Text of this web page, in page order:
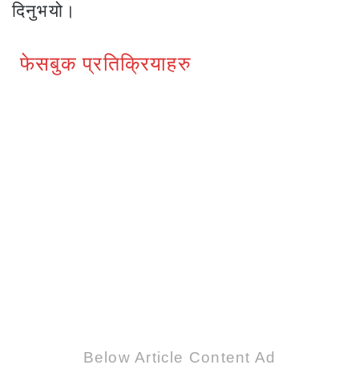
दिनुभयो।
फेसबुक प्रतिक्रियाहरु
Below Article Content Ad